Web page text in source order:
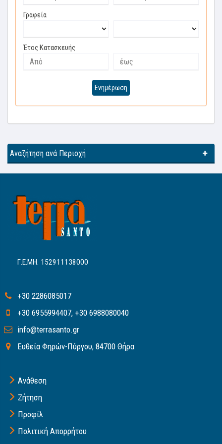
Γραφεία
Έτος Κατασκευής
Ενημέρωση
Αναζήτηση ανά Περιοχή
Γ.Ε.ΜΗ. 152911138000
+30 2286085017
+30 6955994407, +30 6988080040
info@terrasanto.gr
Ευθεία Φηρών-Πύργου, 84700 Θήρα
Ανάθεση
Ζήτηση
Προφίλ
Πολιτική Απορρήτου